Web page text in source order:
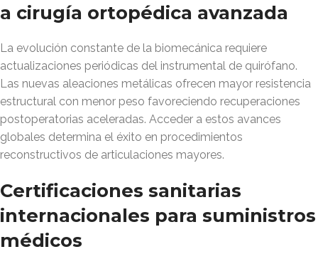
a cirugía ortopédica avanzada
La evolución constante de la biomecánica requiere
actualizaciones periódicas del instrumental de quirófano.
Las nuevas aleaciones metálicas ofrecen mayor resistencia
estructural con menor peso favoreciendo recuperaciones
postoperatorias aceleradas. Acceder a estos avances
globales determina el éxito en procedimientos
reconstructivos de articulaciones mayores.
Certificaciones sanitarias
internacionales para suministros
médicos